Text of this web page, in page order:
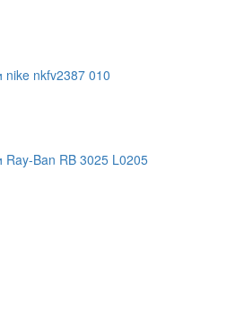
nkfv2387 010
Ban RB 3025 L0205